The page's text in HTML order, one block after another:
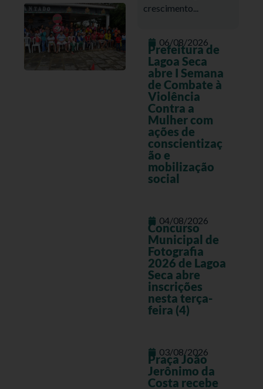
crescimento...
06/08/2026
Prefeitura de
Lagoa Seca
abre I Semana
de Combate à
Violência
Contra a
Mulher com
ações de
conscientizaç
ão e
mobilização
social
04/08/2026
Concurso
Municipal de
Fotografia
2026 de Lagoa
Seca abre
inscrições
nesta terça-
feira (4)
03/08/2026
Praça João
Jerônimo da
Costa recebe